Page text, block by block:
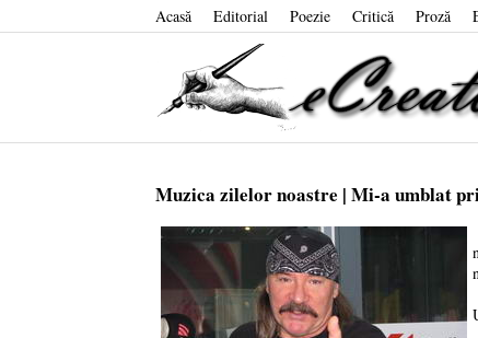
Acasă Editorial Poezie Critică Proză
Muzica zilelor noastre | Mi-a umblat